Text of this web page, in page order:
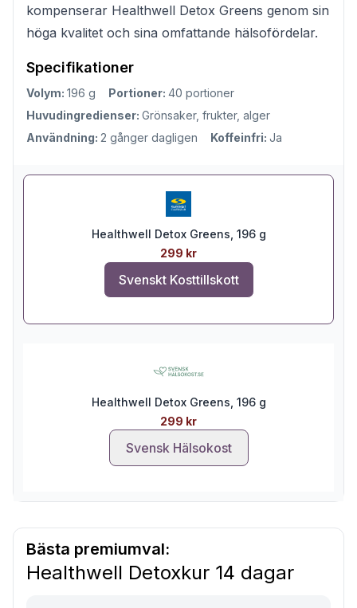
kompenserar Healthwell Detox Greens genom sin
höga kvalitet och sina omfattande hälsofördelar.
Specifikationer
Volym: 196 g Portioner: 40 portioner
Huvudingredienser: Grönsaker, frukter, alger
Användning: 2 gånger dagligen Koffeinfri: Ja
Healthwell Detox Greens, 196 g
299 kr
Svenskt Kosttillskott
Healthwell Detox Greens, 196 g
299 kr
Svensk Hälsokost
Bästa premiumval:
Healthwell Detoxkur 14 dagar